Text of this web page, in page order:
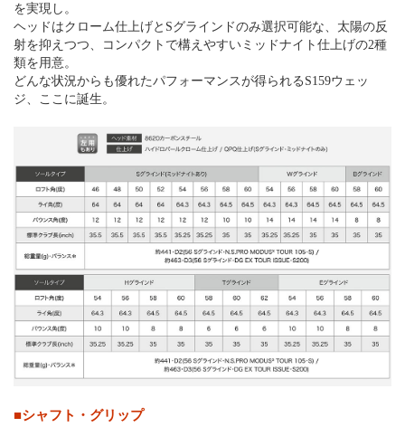
を実現し。
ヘッドはクローム仕上げとSグラインドのみ選択可能な、太陽の反
射を抑えつつ、コンパクトで構えやすいミッドナイト仕上げの2種
類を用意。
どんな状況からも優れたパフォーマンスが得られるS159ウェッ
ジ、ここに誕生。
■シャフト・グリップ